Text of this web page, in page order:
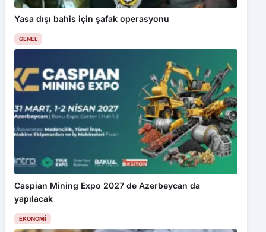
Yasa dışı bahis için şafak operasyonu
GENEL
Caspian Mining Expo 2027 de Azerbeycan da
yapılacak
EKONOMI